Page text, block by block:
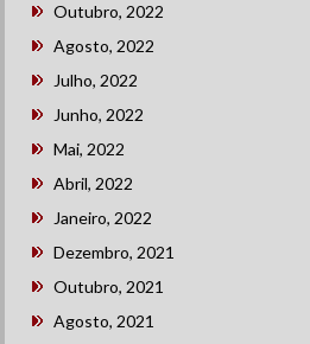
Outubro, 2022
Agosto, 2022
Julho, 2022
Junho, 2022
Mai, 2022
Abril, 2022
Janeiro, 2022
Dezembro, 2021
Outubro, 2021
Agosto, 2021